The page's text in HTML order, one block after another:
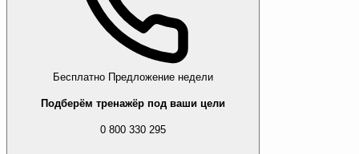
Бесплатно Предложение недели
Подберём тренажёр под ваши цели
0 800 330 295